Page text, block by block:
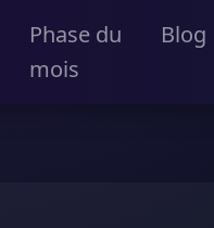
Phase du
mois
Blog